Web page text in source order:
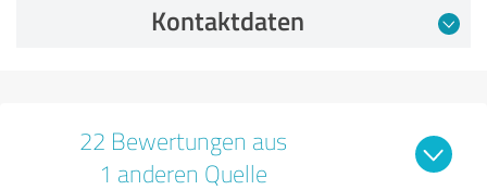
Kontaktdaten
22 Bewertungen aus
1 anderen Quelle